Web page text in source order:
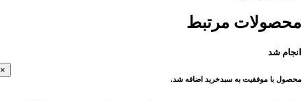
مرتبط
شد
با موفقیت به سبدخرید اضافه شد.